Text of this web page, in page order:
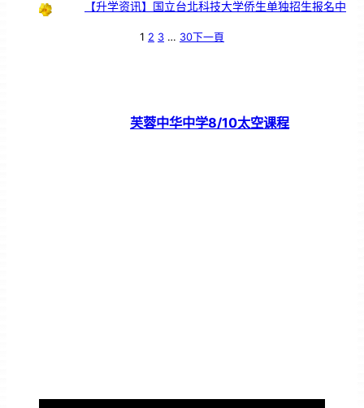
【升学资讯】国立台北科技大学侨生单独招生报名中
1 2 3 … 30下一頁
芙蓉中华中学8/10太空课程